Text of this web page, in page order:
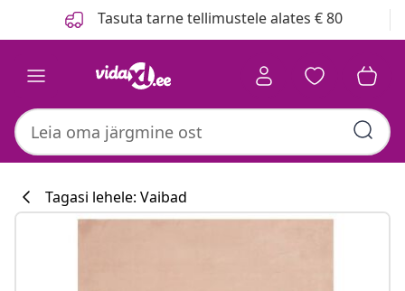
Tasuta tarne tellimustele alates € 80
Tagasi lehele: Vaibad